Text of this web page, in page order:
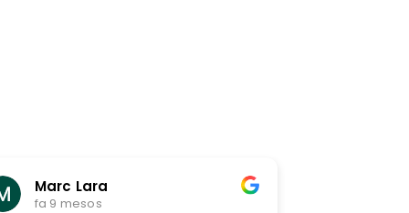
Marc Lara
fa 9 mesos